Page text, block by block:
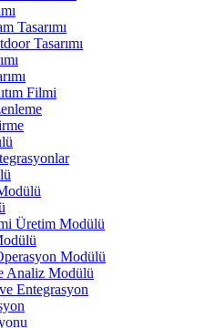
Tasarımı
Tasarımı
Filmi
Üretim Modülü
Modülü
Analiz Modülü
Entegrasyon